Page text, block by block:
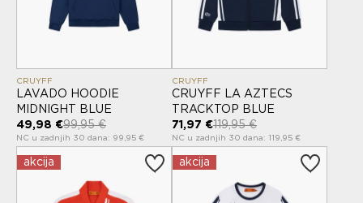
CRUYFF
LAVADO HOODIE
MIDNIGHT BLUE
49,98 €99,95 €
NC u zadnjih 30 dana: 99,95 €
CRUYFF
CRUYFF LA AZTECS
TRACKTOP BLUE
71,97 €119,95 €
NC u zadnjih 30 dana: 119,95 €
akcija akcija